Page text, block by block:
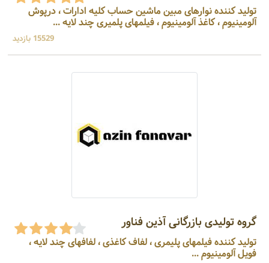
تولید کننده نوارهای مبین ماشین حساب کلیه ادارات ، درپوش
آلومینیوم ، کاغذ آلومینیوم ، فیلمهای پلمیری چند لایه ...
15529 بازدید
گروه تولیدی بازرگانی آذین فناور
تولید کننده فیلمهای پلیمری ، لفاف کاغذی ، لفافهای چند لایه ،
فویل آلومینیوم ...